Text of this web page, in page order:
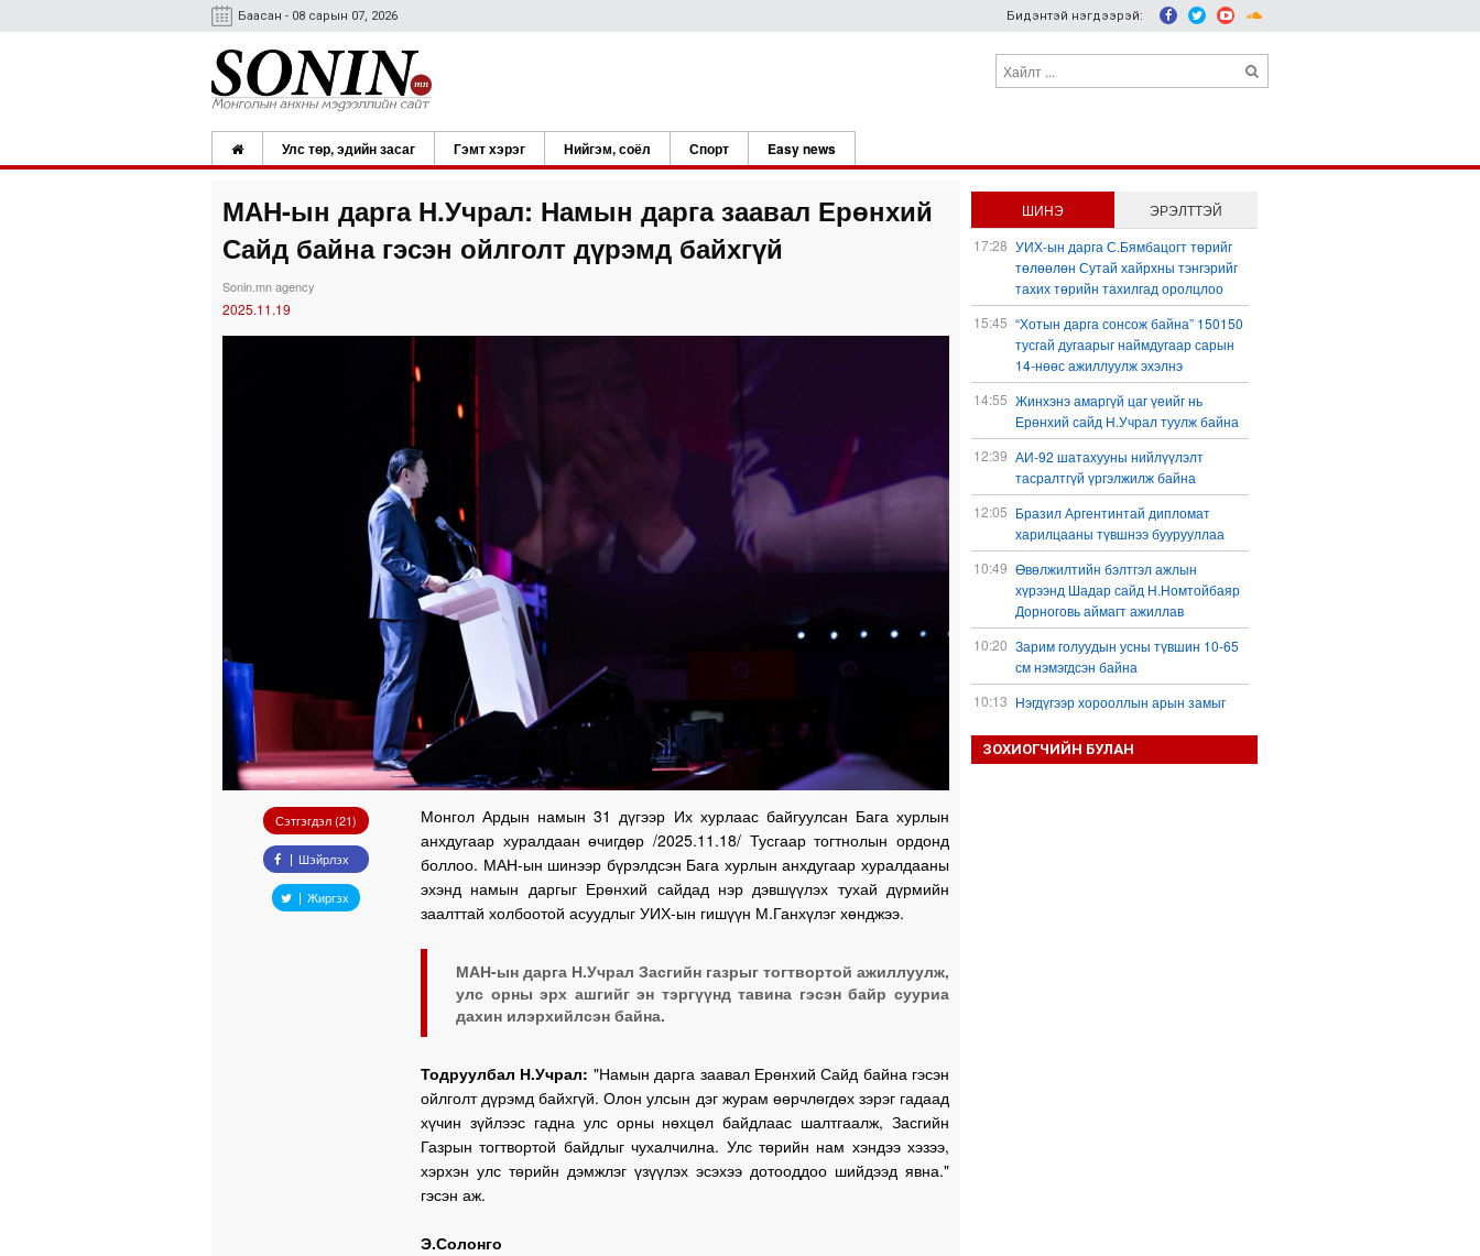
Баасан - 08 сарын 07, 2026 Бидэнтэй нэгдээрэй:
Улс төр, эдийн засаг Гэмт хэрэг Нийгэм, соёл Спорт Easy news
МАН-ын дарга Н.Учрал: Намын дарга заавал Ерөнхий
Сайд байна гэсэн ойлголт дүрэмд байхгүй
Sonin.mn agency
2025.11.19
Сэтгэгдэл (21)
Шэйрлэх
Жиргэх
Монгол Ардын намын 31 дүгээр Их хурлаас байгуулсан Бага хурлын
анхдугаар хуралдаан өчигдөр /2025.11.18/ Тусгаар тогтнолын ордонд
боллоо. МАН-ын шинээр бүрэлдсэн Бага хурлын анхдугаар хуралдааны
эхэнд намын даргыг Ерөнхий сайдад нэр дэвшүүлэх тухай дүрмийн
заалттай холбоотой асуудлыг УИХ-ын гишүүн М.Ганхүлэг хөнджээ.
МАН-ын дарга Н.Учрал Засгийн газрыг тогтвортой ажиллуулж,
улс орны эрх ашгийг эн тэргүүнд тавина гэсэн байр сууриа
дахин илэрхийлсэн байна.
Тодруулбал Н.Учрал: "Намын дарга заавал Ерөнхий Сайд байна гэсэн
ойлголт дүрэмд байхгүй. Олон улсын дэг журам өөрчлөгдөх зэрэг гадаад
хүчин зүйлээс гадна улс орны нөхцөл байдлаас шалтгаалж, Засгийн
Газрын тогтвортой байдлыг чухалчилна. Улс төрийн нам хэндээ хэзээ,
хэрхэн улс төрийн дэмжлэг үзүүлэх эсэхээ дотооддоо шийдээд явна."
гэсэн аж.
Э.Солонго
ШИНЭ
ЭРЭЛТТЭЙ
17:28 УИХ-ын дарга С.Бямбацогт төрийг
төлөөлөн Сутай хайрхны тэнгэрийг
тахих төрийн тахилгад оролцлоо
15:45 “Хотын дарга сонсож байна” 150150
тусгай дугаарыг наймдугаар сарын
14-нөөс ажиллуулж эхэлнэ
14:55 Жинхэнэ амаргүй цаг үеийг нь
Ерөнхий сайд Н.Учрал туулж байна
12:39 АИ-92 шатахууны нийлүүлэлт
тасралтгүй үргэлжилж байна
12:05 Бразил Аргентинтай дипломат
харилцааны түвшнээ буурууллаа
10:49 Өвөлжилтийн бэлтгэл ажлын
хүрээнд Шадар сайд Н.Номтойбаяр
Дорноговь аймагт ажиллав
10:20 Зарим голуудын усны түвшин 10-65
см нэмэгдсэн байна
10:13 Нэгдүгээр хорооллын арын замыг
түр хааж, борооны ус зайлуулах
шугамын хөндлөн сэтэлгээ хийнэ
ЗОХИОГЧИЙН БУЛАН